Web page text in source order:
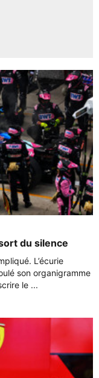
du silence
L’écurie
son organigramme
le ...